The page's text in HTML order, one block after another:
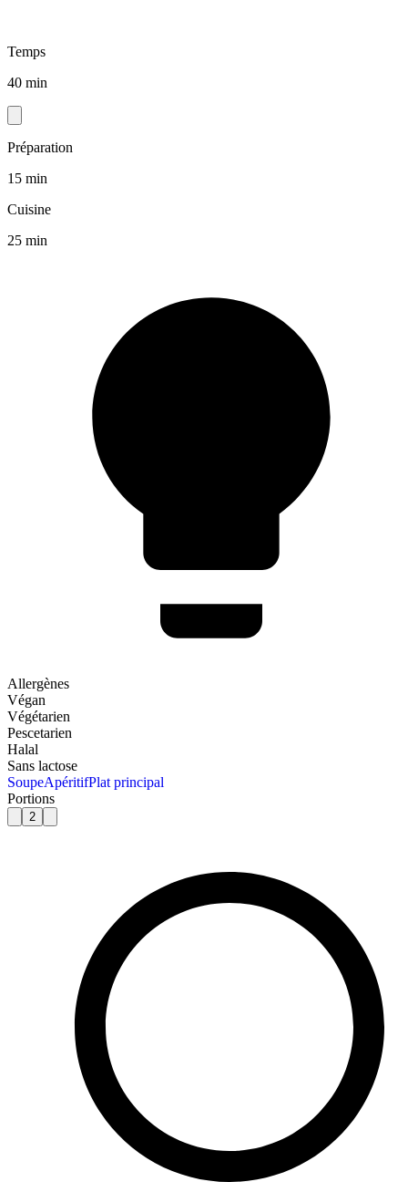
Temps
40 min
Préparation
15 min
Cuisine
25 min
Allergènes
Végan
Végétarien
Pescetarien
Halal
Sans lactose
SoupeApéritifPlat principal
Portions
2